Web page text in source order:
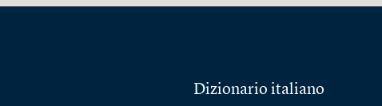
Dizionario italiano